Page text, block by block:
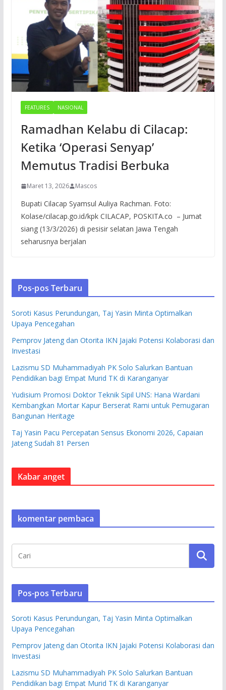
FEATURES NASIONAL
Ramadhan Kelabu di Cilacap:
Ketika ‘Operasi Senyap’
Memutus Tradisi Berbuka
Maret 13, 2026 Mascos
Bupati Cilacap Syamsul Auliya Rachman. Foto:
Kolase/cilacap.go.id/kpk CILACAP, POSKITA.co – Jumat
siang (13/3/2026) di pesisir selatan Jawa Tengah
seharusnya berjalan
Pos-pos Terbaru
Soroti Kasus Perundungan, Taj Yasin Minta Optimalkan
Upaya Pencegahan
Pemprov Jateng dan Otorita IKN Jajaki Potensi Kolaborasi dan
Investasi
Lazismu SD Muhammadiyah PK Solo Salurkan Bantuan
Pendidikan bagi Empat Murid TK di Karanganyar
Yudisium Promosi Doktor Teknik Sipil UNS: Hana Wardani
Kembangkan Mortar Kapur Berserat Rami untuk Pemugaran
Bangunan Heritage
Taj Yasin Pacu Percepatan Sensus Ekonomi 2026, Capaian
Jateng Sudah 81 Persen
Kabar anget
komentar pembaca
Pos-pos Terbaru
Soroti Kasus Perundungan, Taj Yasin Minta Optimalkan
Upaya Pencegahan
Pemprov Jateng dan Otorita IKN Jajaki Potensi Kolaborasi dan
Investasi
Lazismu SD Muhammadiyah PK Solo Salurkan Bantuan
Pendidikan bagi Empat Murid TK di Karanganyar